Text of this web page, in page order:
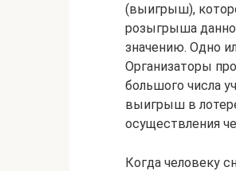
(выигрыш),
розыгрыша
значению. Одно
Организаторы
большого числа
выигрыш в
осуществления
Когда человеку